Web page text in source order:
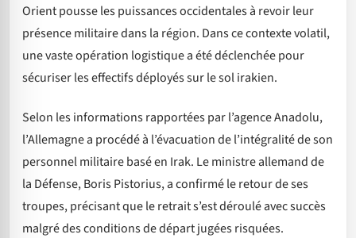
Orient pousse les puissances occidentales à revoir leur
présence militaire dans la région. Dans ce contexte volatil,
une vaste opération logistique a été déclenchée pour
sécuriser les effectifs déployés sur le sol irakien.
Selon les informations rapportées par l’agence Anadolu,
l’Allemagne a procédé à l’évacuation de l’intégralité de son
personnel militaire basé en Irak. Le ministre allemand de
la Défense, Boris Pistorius, a confirmé le retour de ses
troupes, précisant que le retrait s’est déroulé avec succès
malgré des conditions de départ jugées risquées.